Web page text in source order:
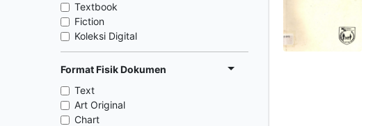
Textbook
Fiction
Koleksi Digital
Format Fisik Dokumen
Text
Art Original
Chart